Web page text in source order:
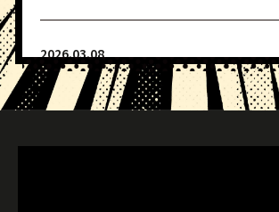
2026.03.08
かなり凄い現役Jリーガー埼玉県本庄
【内田航平】選手・栃木益子観光大使【
手主催サッカー教室(3月30日若泉運